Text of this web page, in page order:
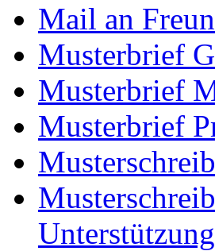
Mail an
Musterbrief
Musterbrief
Musterbrief
Unterstützung